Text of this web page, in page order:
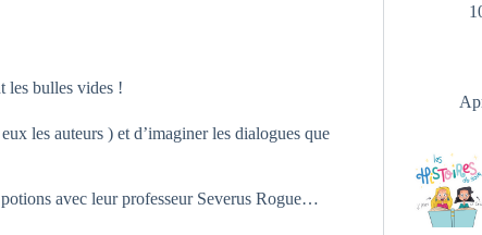
les bulles vides !
les auteurs ) et d’imaginer les dialogues que
avec leur professeur Severus Rogue…